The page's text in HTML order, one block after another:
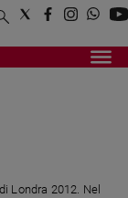
Londra 2012. Nel